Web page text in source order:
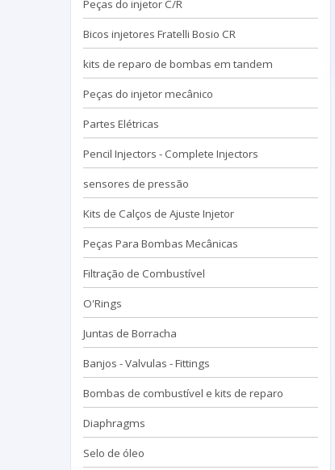
Peças do injetor C/R
Bicos injetores Fratelli Bosio CR
kits de reparo de bombas em tandem
Peças do injetor mecânico
Partes Elétricas
Pencil Injectors - Complete Injectors
sensores de pressão
Kits de Calços de Ajuste Injetor
Peças Para Bombas Mecânicas
Filtração de Combustível
O'Rings
Juntas de Borracha
Banjos - Valvulas - Fittings
Bombas de combustível e kits de reparo
Diaphragms
Selo de óleo